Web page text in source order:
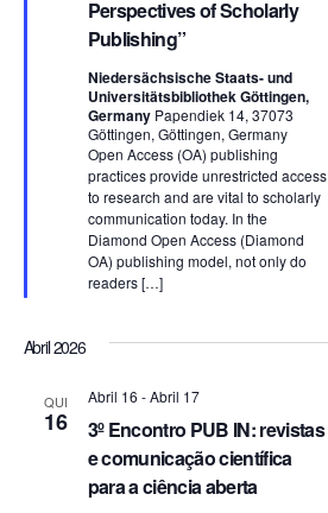
Perspectives of Scholarly
Publishing”
Niedersächsische Staats- und
Universitätsbibliothek Göttingen,
Germany Papendiek 14, 37073
Göttingen, Göttingen, Germany
Open Access (OA) publishing
practices provide unrestricted access
to research and are vital to scholarly
communication today. In the
Diamond Open Access (Diamond
OA) publishing model, not only do
readers […]
Abril 2026
QUI
16
3º Encontro PUB IN: revistas
e comunicação científica
para a ciência aberta
Abril 16 -Abril 17